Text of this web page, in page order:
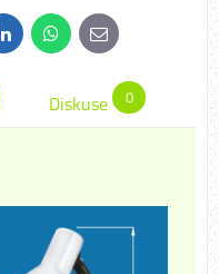
LinkedInWhatsApp
E-
mail
Diskuse 0